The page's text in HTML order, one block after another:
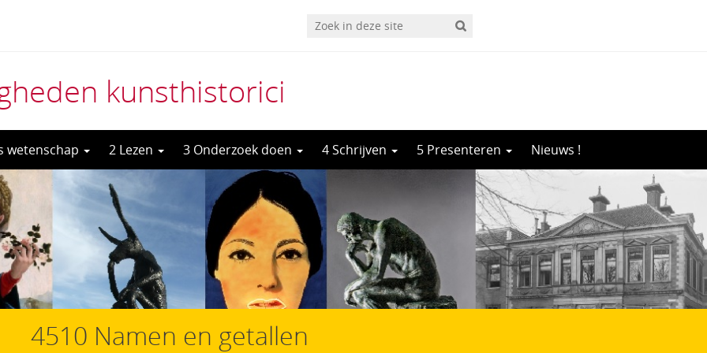
kunsthistorici
wetenschap 2 Lezen 3 Onderzoek doen 4 Schrijven 5 Presenteren Nieuws !
4510 Namen en getallen